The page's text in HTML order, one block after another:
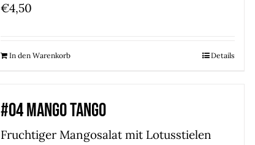
€4,50
In den Warenkorb Details
#04 MANGO TANGO
Fruchtiger Mangosalat mit Lotusstielen